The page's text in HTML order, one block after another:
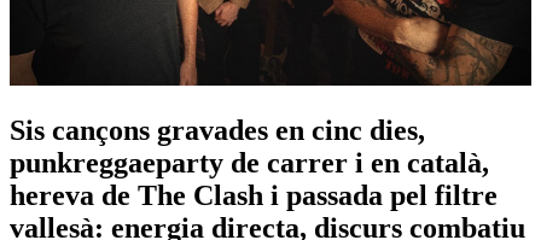
Sis cançons gravades en cinc dies,
punkreggaeparty de carrer i en català,
hereva de The Clash i passada pel filtre
vallesà: energia directa, discurs combatiu